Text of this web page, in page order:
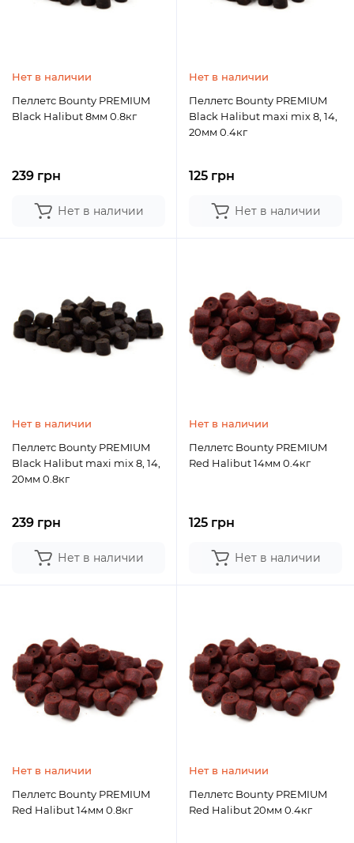
Нет в наличии
Пеллетс Bounty PREMIUM
Black Halibut 8мм 0.8кг
239 грн
Нет в наличии
Нет в наличии
Пеллетс Bounty PREMIUM
Black Halibut maxi mix 8, 14,
20мм 0.4кг
125 грн
Нет в наличии
Нет в наличии
Пеллетс Bounty PREMIUM
Black Halibut maxi mix 8, 14,
20мм 0.8кг
239 грн
Нет в наличии
Нет в наличии
Пеллетс Bounty PREMIUM
Red Halibut 14мм 0.4кг
125 грн
Нет в наличии
Нет в наличии
Пеллетс Bounty PREMIUM
Red Halibut 14мм 0.8кг
Нет в наличии
Пеллетс Bounty PREMIUM
Red Halibut 20мм 0.4кг